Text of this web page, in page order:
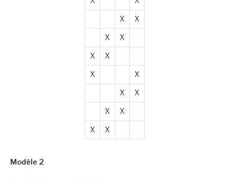
X X
X X
X X
X X
X X
X X
X X
Modèle 2